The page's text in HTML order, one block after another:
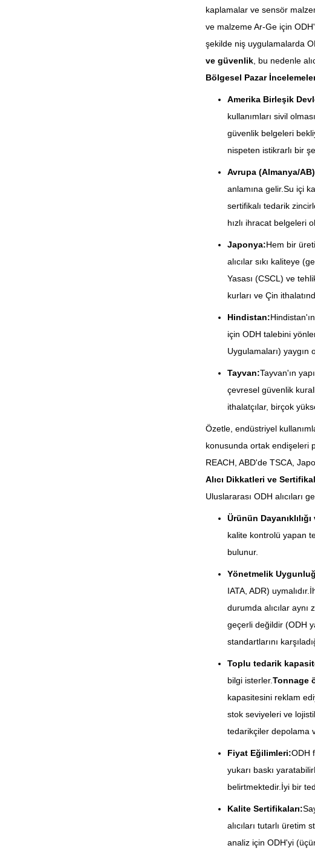
kaplamalar ve sensör
ve malzeme Ar-Ge için
şekilde niş uygulamalarda
ve güvenlik , bu nedenle
Bölgesel Pazar
Amerika Birleşik
kullanımları sivil
güvenlik belgeleri
nispeten istikrarlı bir
Avrupa (Almanya/
anlamına gelir.Su içi
sertifikalı tedarik
hızlı ihracat belgeleri
Japonya:Hem bir
alıcılar sıkı kaliteye
Yasası (CSCL) ve
kurları ve Çin
Hindistan:
için ODH talebini
Uygulamaları) yaygın
Tayvan:Tayvan'ın
çevresel güvenlik
ithalatçılar, birçok
Özetle, endüstriyel
konusunda ortak endişeleri
REACH, ABD'de TSCA,
Alıcı Dikkatleri ve
Uluslararası ODH alıcıları
Ürünün
kalite kontrolü yapan
bulunur.
Yönetmelik
IATA, ADR)
durumda alıcılar
geçerli değildir (ODH
standartlarını
Toplu tedarik
bilgi isterler.Tonnage
kapasitesini reklam
stok seviyeleri ve
tedarikçiler depolama
Fiyat Eğilimleri:ODH
yukarı baskı
belirtmektedir.İyi bir
Kalite Sertifikaları:
alıcıları tutarlı üretim
analiz için ODH'yi